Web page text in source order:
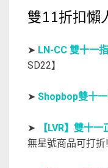
雙11折扣懶
➤ LN-CC 雙十一
SD22】
➤ Shopbop雙十
➤ 【LVR】雙十
無星號商品可打